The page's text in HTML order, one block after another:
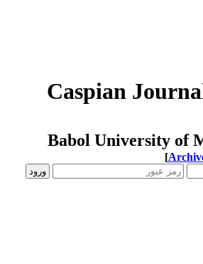
Caspian
Babol University of
[